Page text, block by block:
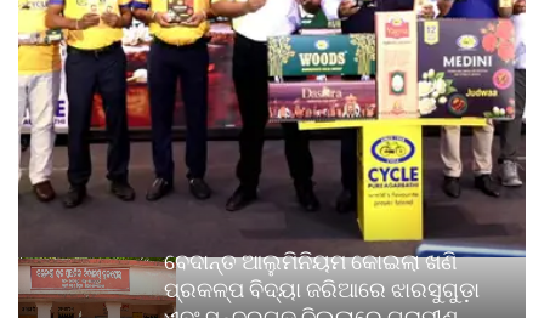
ବେଦାନ୍ତ ଆଲୁମିନିୟମ କୋଇଲା ଖଣି
ପ୍ରକଳ୍ପ ବିଦ୍ୟା ଜରିଆରେ ଝାରସୁଗୁଡ଼ା